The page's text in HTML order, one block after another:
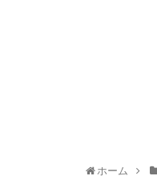
ホーム